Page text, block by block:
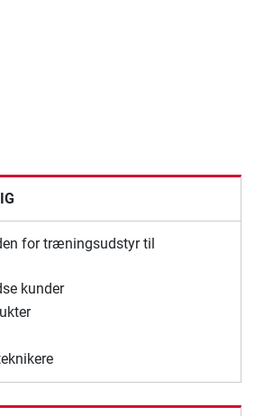
for træningsudstyr til
kunder